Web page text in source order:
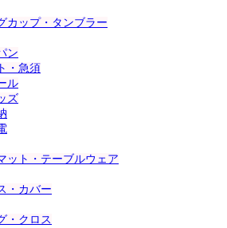
カップ・タンブラー
ン
・急須
ル
ズ
ット・テーブルウェア
・カバー
・クロス